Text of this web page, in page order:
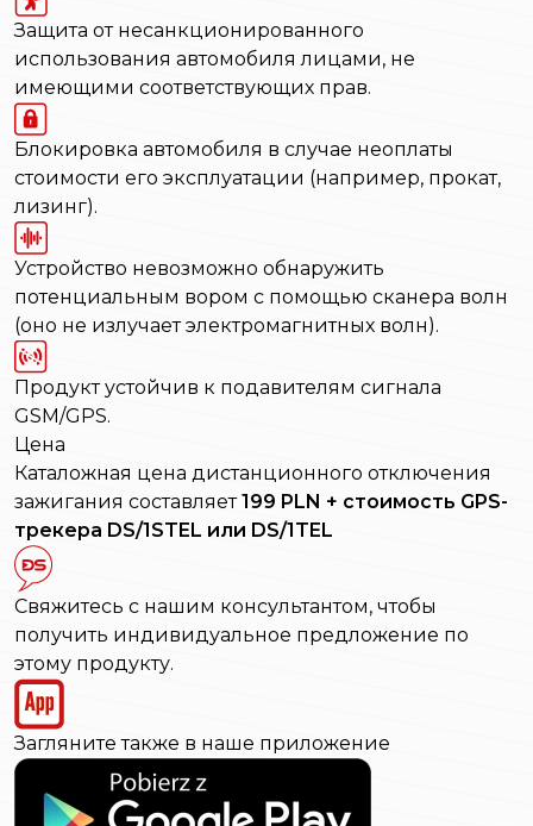
Защита от несанкционированного
использования автомобиля лицами, не
имеющими соответствующих прав.
Блокировка автомобиля в случае неоплаты
стоимости его эксплуатации (например, прокат,
лизинг).
Устройство невозможно обнаружить
потенциальным вором с помощью сканера волн
(оно не излучает электромагнитных волн).
Продукт устойчив к подавителям сигнала
GSM/GPS.
Цена
Каталожная цена дистанционного отключения
зажигания составляет199 PLN + стоимость GPS-
трекера DS/1STEL или DS/1TEL
Свяжитесь с нашим консультантом, чтобы
получить индивидуальное предложение по
этому продукту.
Загляните также в наше приложение